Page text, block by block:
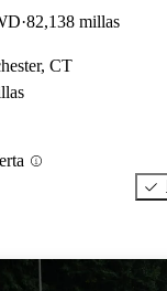
82,138 millas
CT